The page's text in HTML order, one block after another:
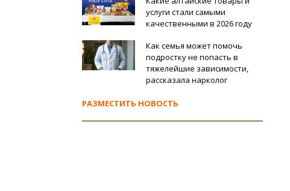
услуги стали самыми
качественными в 2026 году
Как семья может помочь
подростку не попасть в
тяжелейшие зависимости,
рассказала нарколог
РАЗМЕСТИТЬ НОВОСТЬ